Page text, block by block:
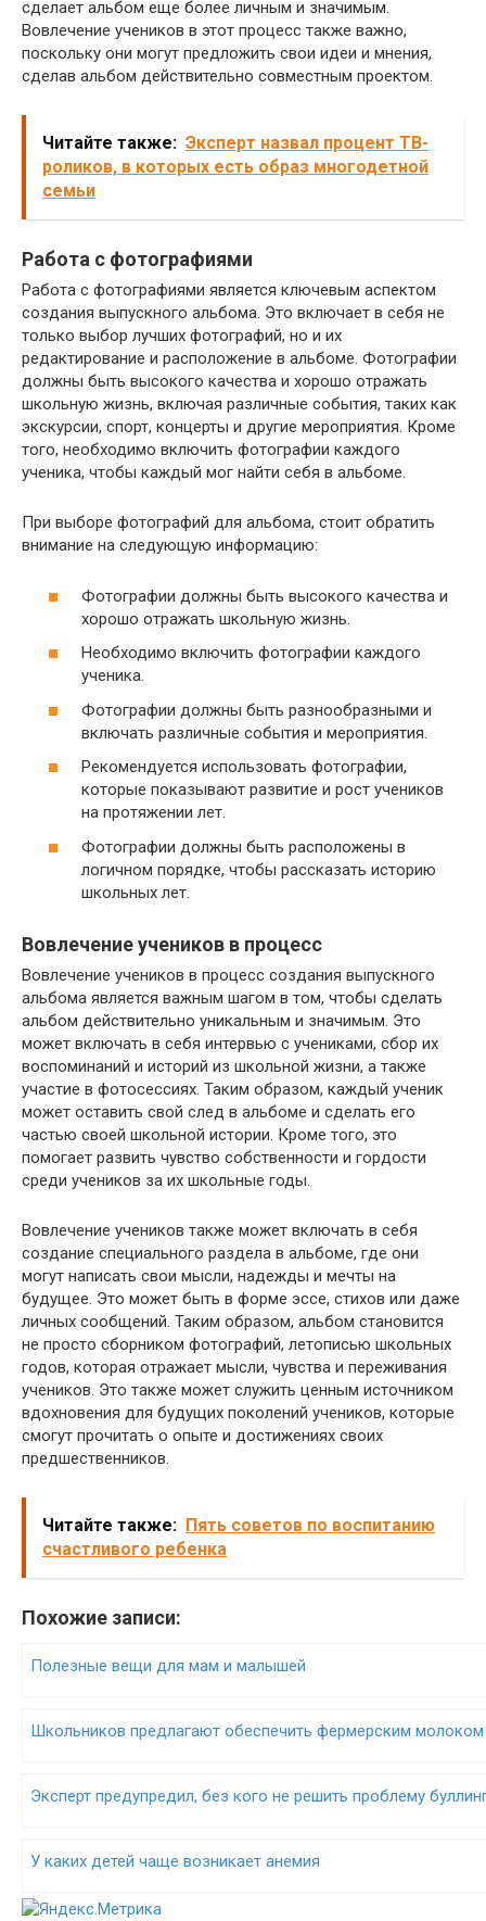
сделает альбом еще более личным и значимым.
Вовлечение учеников в этот процесс также важно,
поскольку они могут предложить свои идеи и мнения,
сделав альбом действительно совместным проектом.
Читайте также: Эксперт назвал процент ТВ-
роликов, в которых есть образ многодетной
семьи
Работа с фотографиями
Работа с фотографиями является ключевым аспектом
создания выпускного альбома. Это включает в себя не
только выбор лучших фотографий, но и их
редактирование и расположение в альбоме. Фотографии
должны быть высокого качества и хорошо отражать
школьную жизнь, включая различные события, таких как
экскурсии, спорт, концерты и другие мероприятия. Кроме
того, необходимо включить фотографии каждого
ученика, чтобы каждый мог найти себя в альбоме.
При выборе фотографий для альбома, стоит обратить
внимание на следующую информацию:
Фотографии должны быть высокого качества и
хорошо отражать школьную жизнь.
Необходимо включить фотографии каждого
ученика.
Фотографии должны быть разнообразными и
включать различные события и мероприятия.
Рекомендуется использовать фотографии,
которые показывают развитие и рост учеников
на протяжении лет.
Фотографии должны быть расположены в
логичном порядке, чтобы рассказать историю
школьных лет.
Вовлечение учеников в процесс
Вовлечение учеников в процесс создания выпускного
альбома является важным шагом в том, чтобы сделать
альбом действительно уникальным и значимым. Это
может включать в себя интервью с учениками, сбор их
воспоминаний и историй из школьной жизни, а также
участие в фотосессиях. Таким образом, каждый ученик
может оставить свой след в альбоме и сделать его
частью своей школьной истории. Кроме того, это
помогает развить чувство собственности и гордости
среди учеников за их школьные годы.
Вовлечение учеников также может включать в себя
создание специального раздела в альбоме, где они
могут написать свои мысли, надежды и мечты на
будущее. Это может быть в форме эссе, стихов или даже
личных сообщений. Таким образом, альбом становится
не просто сборником фотографий, летописью школьных
годов, которая отражает мысли, чувства и переживания
учеников. Это также может служить ценным источником
вдохновения для будущих поколений учеников, которые
смогут прочитать о опыте и достижениях своих
предшественников.
Читайте также: Пять советов по воспитанию
счастливого ребенка
Похожие записи:
Полезные вещи для мам и малышей
Школьников предлагают обеспечить фермерским молоком
Эксперт предупредил, без кого не решить проблему
У каких детей чаще возникает анемия